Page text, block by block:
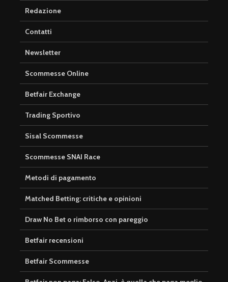
Redazione
Contatti
Newsletter
Scommesse Online
Betfair Exchange
Trading Sportivo
Sisal Scommesse
Scommesse SNAI Race
Metodi di pagamento
Matched Betting: critiche e opinioni
Draw No Bet o rimborso con pareggio
Betfair recensioni
Betfair Scommesse